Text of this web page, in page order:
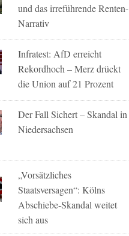
und das irreführende Renten-
Narrativ
Infratest: AfD erreicht
Rekordhoch – Merz drückt
die Union auf 21 Prozent
Der Fall Sichert – Skandal in
Niedersachsen
„Vorsätzliches
Staatsversagen“: Kölns
Abschiebe-Skandal weitet
sich aus